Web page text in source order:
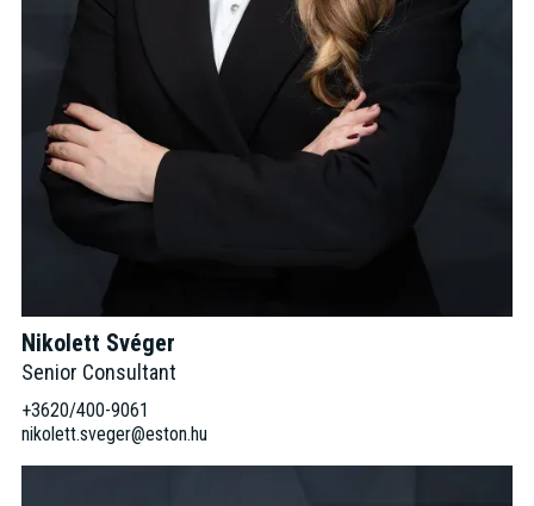
Nikolett Svéger
Senior Consultant
+3620/400-9061
nikolett.sveger@eston.hu